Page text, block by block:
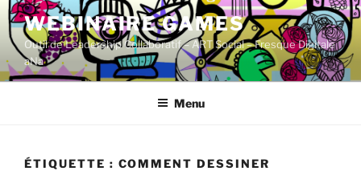
Aller
au
contenu
principal
WEBINAIRE GAMES
Outil de Leadership Collaboratif – ART Social – Fresque Digitale
aNa
Menu
ÉTIQUETTE : COMMENT DESSINER